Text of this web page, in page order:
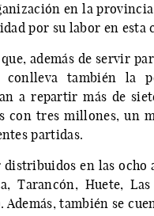
en la
por su labor en esta
además de servir
también la
a repartir más de
con tres millones, un
partidas.
en las ocho
Tarancón, Huete,
también se